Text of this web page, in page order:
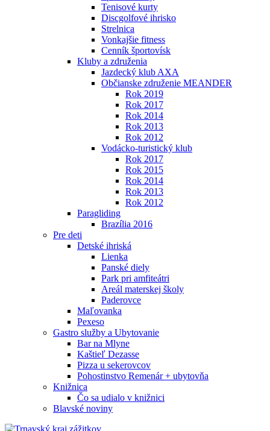
Tenisové kurty
Discgolfové ihrisko
Strelnica
Vonkajšie fitness
Cenník športovísk
Kluby a združenia
Jazdecký klub AXA
Občianske združenie MEANDER
Rok 2019
Rok 2017
Rok 2014
Rok 2013
Rok 2012
Vodácko-turistický klub
Rok 2017
Rok 2015
Rok 2014
Rok 2013
Rok 2012
Paragliding
Brazília 2016
Pre deti
Detské ihriská
Lienka
Panské diely
Park pri amfiteátri
Areál materskej školy
Paderovce
Maľovanka
Pexeso
Gastro služby a Ubytovanie
Bar na Mlyne
Kaštieľ Dezasse
Pizza u sekerovcov
Pohostinstvo Remenár + ubytovňa
Knižnica
Čo sa udialo v knižnici
Blavské noviny